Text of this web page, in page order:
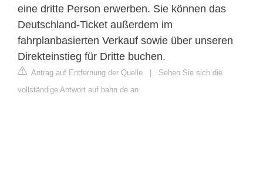
eine dritte Person erwerben. Sie können das
Deutschland-Ticket außerdem im
fahrplanbasierten Verkauf sowie über unseren
Direkteinstieg für Dritte buchen.
Antrag auf Entfernung der Quelle
Sehen Sie sich die
vollständige Antwort auf bahn.de an